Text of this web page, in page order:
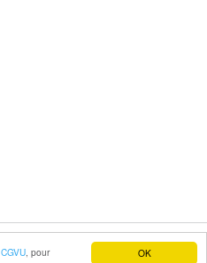
OK
CGVU, pour